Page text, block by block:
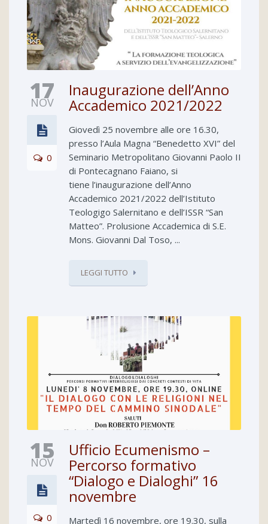
17
NOV
0
Inaugurazione dell’Anno
Accademico 2021/2022
Giovedì 25 novembre alle ore 16.30,
presso l’Aula Magna “Benedetto XVI” del
Seminario Metropolitano Giovanni Paolo II
di Pontecagnano Faiano, si
tiene l’inaugurazione dell’Anno
Accademico 2021/2022 dell’Istituto
Teologigo Salernitano e dell’ISSR “San
Matteo”. Prolusione Accademica di S.E.
Mons. Giovanni Dal Toso, ...
LEGGI TUTTO
15
NOV
0
Ufficio Ecumenismo –
Percorso formativo
“Dialogo e Dialoghi” 16
novembre
Martedì 16 novembre, ore 19.30, sulla